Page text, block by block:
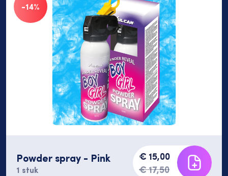
-14%
Powder spray - Pink
1 stuk
€ 15,00
€ 17,50